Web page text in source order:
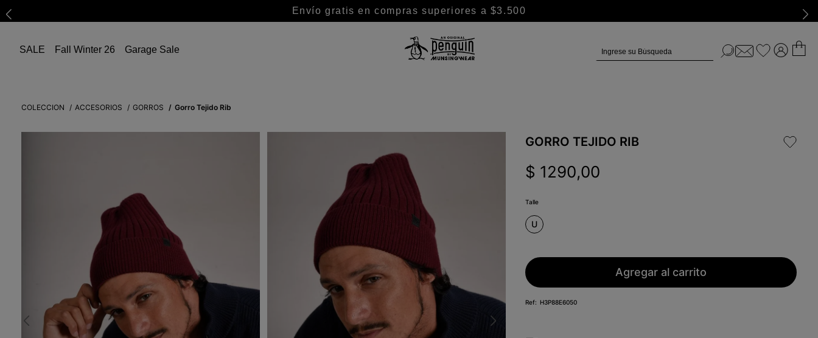
Envío gratis en compras superiores a $3.500
SALE Fall Winter 26 Garage Sale
COLECCION ACCESORIOS GORROS Gorro Tejido Rib
GORRO TEJIDO RIB
$ 1290,00
Talle
U
Agregar al carrito
H3P88E6050
chaleco puffer
6
campera
8. chaleco
polo
10 sweater